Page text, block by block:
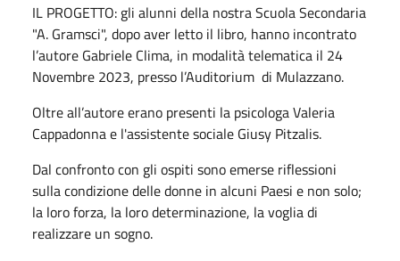
IL PROGETTO: gli alunni della nostra Scuola Secondaria
"A. Gramsci", dopo aver letto il libro, hanno incontrato
l’autore Gabriele Clima, in modalità telematica il 24
Novembre 2023, presso l’Auditorium di Mulazzano.
Oltre all’autore erano presenti la psicologa Valeria
Cappadonna e l'assistente sociale Giusy Pitzalis.
Dal confronto con gli ospiti sono emerse riflessioni
sulla condizione delle donne in alcuni Paesi e non solo;
la loro forza, la loro determinazione, la voglia di
realizzare un sogno.